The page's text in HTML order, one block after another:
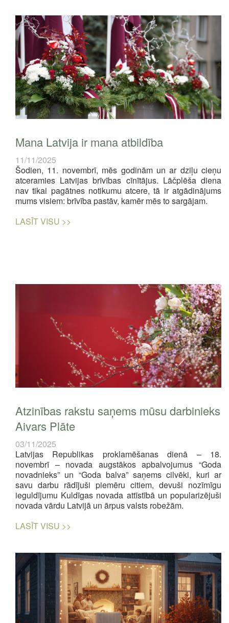
Mana Latvija ir mana atbildība
11/11/2025
Šodien, 11. novembrī, mēs godinām un ar dziļu cieņu
atceramies Latvijas brīvības cīnītājus. Lāčplēša diena
nav tikai pagātnes notikumu atcere, tā ir atgādinājums
mums visiem: brīvība pastāv, kamēr mēs to sargājam.
LASĪT VISU >>
Atzinības rakstu saņems mūsu darbinieks
Aivars Plāte
03/11/2025
Latvijas Republikas proklamēšanas dienā – 18.
novembrī – novada augstākos apbalvojumus “Goda
novadnieks” un “Goda balva” saņems cilvēki, kuri ar
savu darbu rādījuši piemēru citiem, devuši nozīmīgu
ieguldījumu Kuldīgas novada attīstībā un popularizējuši
novada vārdu Latvijā un ārpus valsts robežām.
LASĪT VISU >>